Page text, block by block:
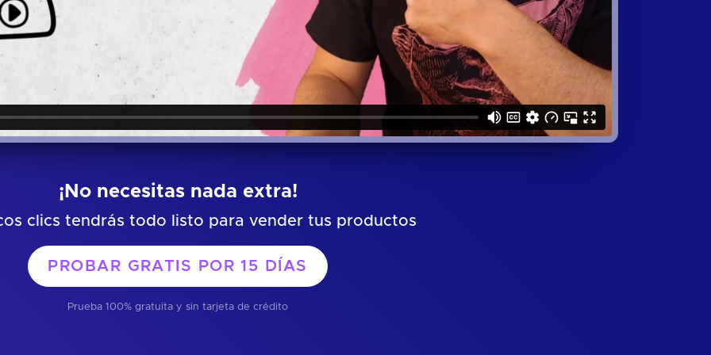
¡No necesitas nada extra!
clics tendrás todo listo para vender tus productos
PROBAR GRATIS POR15 DÍAS
Prueba 100% gratuita y sin tarjeta de crédito